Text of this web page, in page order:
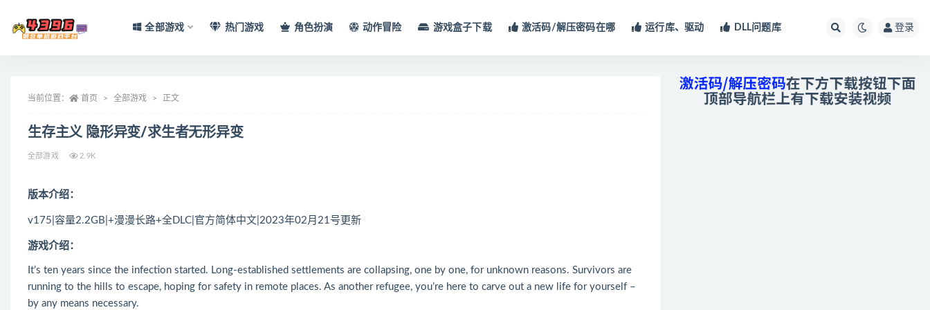
全部游戏 热门游戏 角色扮演 动作冒险 游戏盒子下载 激活码/解压密码在哪 运行库、驱动 DLL问题库 登录
当前位置： 首页 全部游戏 正文
生存主义 隐形异变/求生者无形异变
全部游戏 2.9K
版本介绍：
v175|容量2.2GB|+漫漫长路+全DLC|官方简体中文|2023年02月21号更新
游戏介绍：
It’s ten years since the infection started. Long-established settlements are collapsing, one by one, for unknown reasons. Survivors are
running to the hills to escape, hoping for safety in remote places. As another refugee, you’re here to carve out a new life for yourself –
by any means necessary.